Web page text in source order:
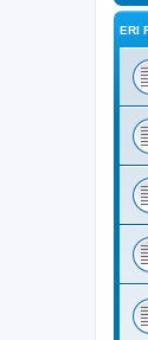
ERI